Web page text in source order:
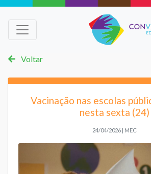
Voltar
Vacinação nas escolas
nesta sexta (24)
24/04/2026 | MEC